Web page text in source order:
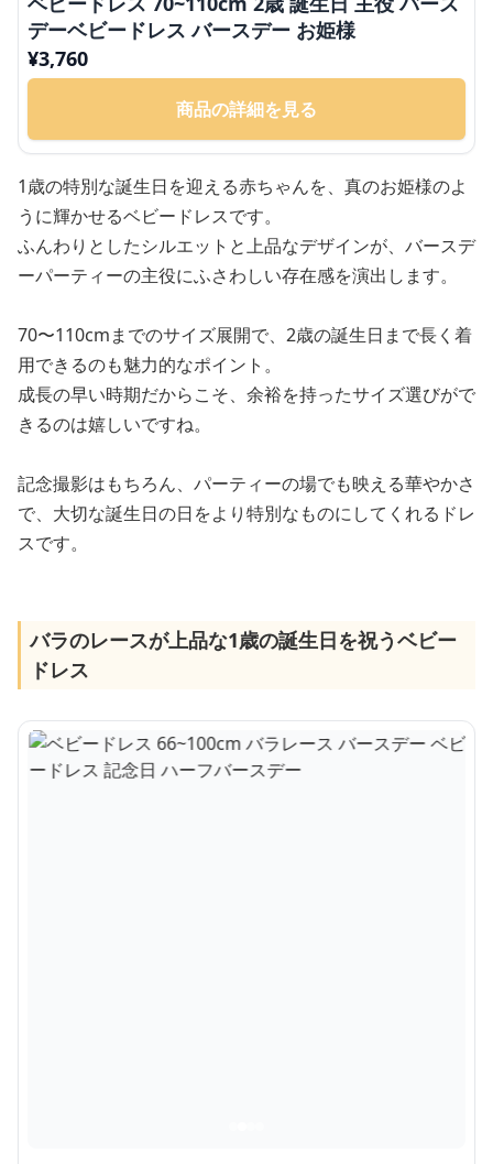
デーベビードレス バースデー お姫様
¥3,760
商品の詳細を見る
1歳の特別な誕生日を迎える赤ちゃんを、真のお姫様のよ
うに輝かせるベビードレスです。
ふんわりとしたシルエットと上品なデザインが、バースデ
ーパーティーの主役にふさわしい存在感を演出します。
70〜110cmまでのサイズ展開で、2歳の誕生日まで長く着
用できるのも魅力的なポイント。
成長の早い時期だからこそ、余裕を持ったサイズ選びがで
きるのは嬉しいですね。
記念撮影はもちろん、パーティーの場でも映える華やかさ
で、大切な誕生日の日をより特別なものにしてくれるドレ
スです。
バラのレースが上品な1歳の誕生日を祝うベビー
ドレス